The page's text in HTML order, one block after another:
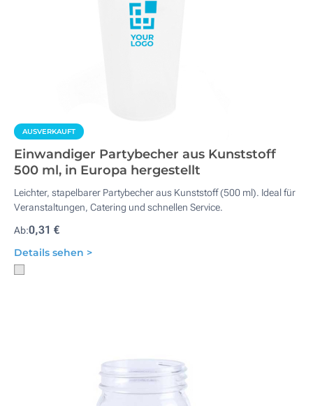
AUSVERKAUFT
Einwandiger Partybecher aus Kunststoff
500 ml, in Europa hergestellt
Leichter, stapelbarer Partybecher aus Kunststoff (500 ml). Ideal für
Veranstaltungen, Catering und schnellen Service.
Ab:0,31 €
Details sehen >